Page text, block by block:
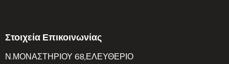
Στοιχεία Επικοινωνίας
Ν.ΜΟΝΑΣΤΗΡΙΟΥ 68,ΕΛΕΥΘΕΡΙΟ